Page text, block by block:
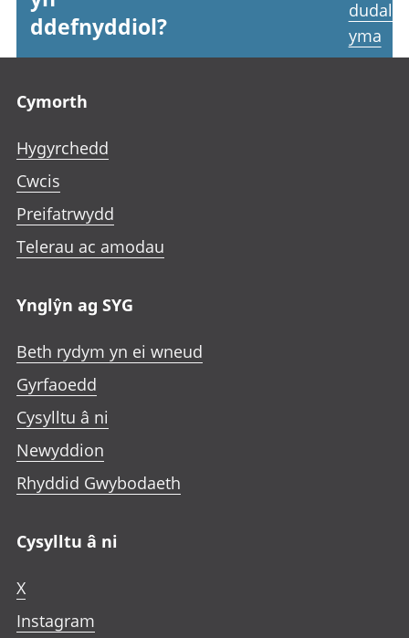
ddefnyddiol?
yma
Cymorth
Hygyrchedd
Cwcis
Preifatrwydd
Telerau ac amodau
Ynglŷn ag SYG
Beth rydym yn ei wneud
Gyrfaoedd
Cysylltu â ni
Newyddion
Rhyddid Gwybodaeth
Cysylltu â ni
X
Instagram